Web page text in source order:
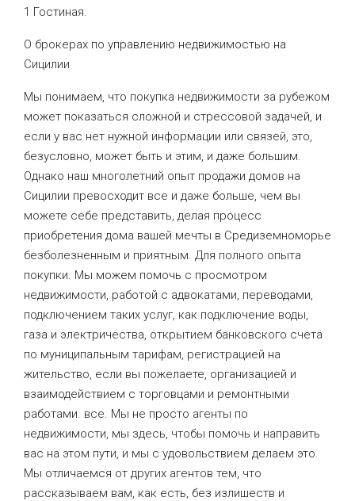
1 Гостиная.
О брокерах по управлению недвижимостью на
Сицилии
Мы понимаем, что покупка недвижимости за рубежом
может показаться сложной и стрессовой задачей, и
если у вас нет нужной информации или связей, это,
безусловно, может быть и этим, и даже большим.
Однако наш многолетний опыт продажи домов на
Сицилии превосходит все и даже больше, чем вы
можете себе представить, делая процесс
приобретения дома вашей мечты в Средиземноморье
безболезненным и приятным. Для полного опыта
покупки. Мы можем помочь с просмотром
недвижимости, работой с адвокатами, переводами,
подключением таких услуг, как подключение воды,
газа и электричества, открытием банковского счета
по муниципальным тарифам, регистрацией на
жительство, если вы пожелаете, организацией и
взаимодействием с торговцами и ремонтными
работами. все. Мы не просто агенты по
недвижимости, мы здесь, чтобы помочь и направить
вас на этом пути, и мы с удовольствием делаем это.
Мы отличаемся от других агентов тем, что
рассказываем вам, как есть, без излишеств и